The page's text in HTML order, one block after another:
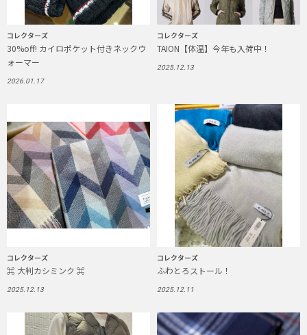
コレクターズ
30%off! カイロポケット付きネックウ
ォーマー
2026.01.17
コレクターズ
TAION【体温】今年も入荷中！
2025.12.13
コレクターズ
⌘ 大判カシミンク ⌘
2025.12.13
コレクターズ
ふわとろストール！
2025.12.11